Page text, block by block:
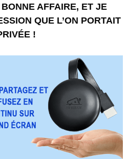
AFFAIRE, ET JE
QUE L’ON PORTAIT
!